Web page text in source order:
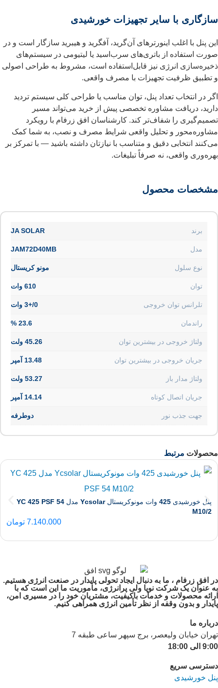
سازگاری با سایر تجهیزات خورشیدی
این پنل با اغلب اینورترهای آن‌گرید، آفگرید و هیبرید سازگار است و در
صورت استفاده از باتری‌های سرب‌اسید یا لیتیومی در سیستم‌های
ذخیره‌سازی انرژی نیز قابل‌استفاده است، مشروط به طراحی اصولی
و تطبیق ظرفیت تجهیزات با مصرف واقعی.
اگر در انتخاب تعداد پنل، توان مناسب یا طراحی کلی سیستم تردید
دارید، دریافت مشاوره تخصصی پیش از خرید می‌تواند مسیر
تصمیم‌گیری را شفاف‌تر کند. کارشناسان افق زرفام با رویکرد
مشاوره‌محور و تحلیل واقعی شرایط مصرف و نصب، به شما کمک
می‌کنند انتخابی دقیق و متناسب با نیازتان داشته باشید — با تمرکز بر
بهره‌وری واقعی، نه صرفاً تبلیغات.
مشخصات محصول
برند JA SOLAR
مدل JAM72D40MB
نوع سلول مونو کریستال
توان 610 وات
تلرانس توان خروجی 0/+3 وات
راندمان 23.6 %
ولتاژ خروجی در بیشترین توان 45.26 ولت
جریان خروجی در بیشترین توان 13.48 آمپر
ولتاژ مدار باز 53.27 ولت
جریان اتصال کوتاه 14.14 آمپر
جهت جذب نور دوطرفه
محصولات مرتبط
پنل خورشیدی 425 وات مونوکریستال Ycsolar مدل YC 425 PSF 54
M10/2
7.140.000 تومان
در افق زرفام ، ما به دنبال ایجاد تحولی پایدار در صنعت انرژی هستیم.
به عنوان یک شرکت نوپا ولی پرانرژی، مأموریت ما این است که با
ارائه محصولات و خدمات باکیفیت، مشتریان خود را در مسیری امن،
پایدار و بدون وقفه از نظر تأمین انرژی همراهی کنیم.
درباره ما
تهران خیابان ولیعصر، برج سپهر ساعی طبقه 7
9:00 الی 18:00
دسترسی سریع
پنل خورشیدی